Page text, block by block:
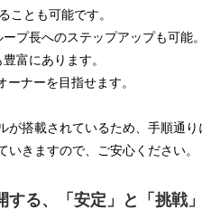
ことも可能です。
プ長へのステップアップも可能。
富にあります。
ナーを目指せます。
搭載されているため、手順通り
きますので、ご安心ください。
る、「安定」と「挑戦」